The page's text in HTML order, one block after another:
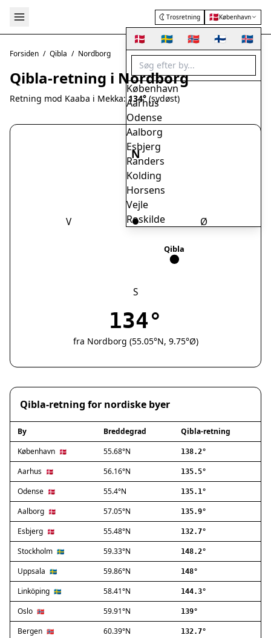
Trosretning 🇩🇰København
🇩🇰 🇸🇪 🇳🇴 🇫🇮 🇮🇸
København
Aarhus
Odense
Aalborg
Esbjerg
Randers
Kolding
Horsens
Vejle
Roskilde
Helsingør
Hørsholm
Næstved
Viborg
Køge
Holstebro
Taastrup
Sønderborg
Holbæk
Svendborg
Hjørring
Frederikshavn
Nørresundby
Haderslev
Albertslund
Allerød
Ballerup
Birkerød
Brøndby
Charlottenlund
Dragør
Farum
Forsiden / Qibla / Nordborg
Qibla-retning i Nordborg
Retning mod Kaaba i Mekka: 134°(sydøst)
N
Ø
S
V
Qibla
134°
fra Nordborg (55.05°N, 9.75°Ø)
Qibla-retning for nordiske byer
By Breddegrad
Qibla-retning
København 🇩🇰 55.68°N 138.2°
Aarhus 🇩🇰 56.16°N 135.5°
Odense 🇩🇰 55.4°N 135.1°
Aalborg 🇩🇰 57.05°N 135.9°
Esbjerg 🇩🇰 55.48°N 132.7°
Stockholm 🇸🇪 59.33°N 148.2°
Uppsala 🇸🇪 59.86°N 148°
Linköping 🇸🇪 58.41°N 144.3°
Oslo 🇳🇴 59.91°N 139°
Bergen 🇳🇴 60.39°N 132.7°